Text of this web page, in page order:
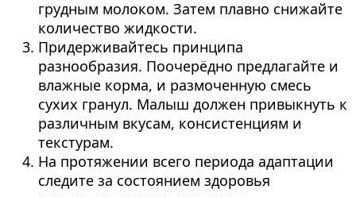
грудным молоком. Затем плавно снижайте
количество жидкости.
Придерживайтесь принципа
разнообразия. Поочерёдно предлагайте и
влажные корма, и размоченную смесь
сухих гранул. Малыш должен привыкнуть к
различным вкусам, консистенциям и
текстурам.
На протяжении всего периода адаптации
следите за состоянием здоровья